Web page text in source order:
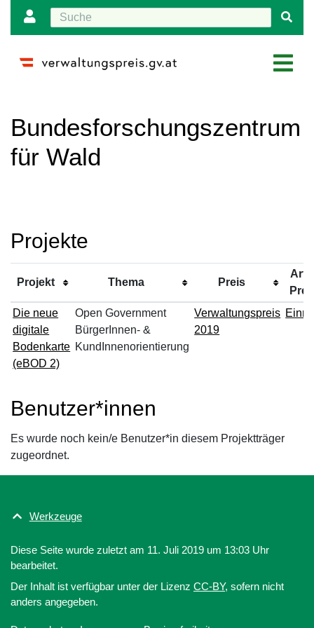
Bundesforschungszentrum
für Wald
Projekte
Projekt Thema Preis
Art
Die neue
digitale
Bodenkarte
(eBOD 2)
Open Government
BürgerInnen- &
KundInnenorientierung
Verwaltungspreis
2019
Benutzer*innen
Es wurde noch kein/e Benutzer*in diesem Projektträger
zugeordnet.
Werkzeuge
Diese Seite wurde zuletzt am 11. Juli 2019 um 13:03 Uhr
bearbeitet.
Der Inhalt ist verfügbar unter der Lizenz CC-BY, sofern nicht
anders angegeben.